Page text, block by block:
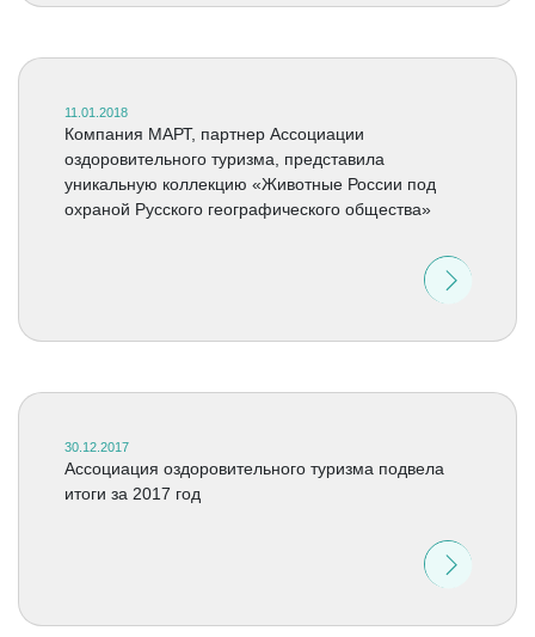
11.01.2018
Компания МАРТ, партнер Ассоциации
оздоровительного туризма, представила
уникальную коллекцию «Животные России под
охраной Русского географического общества»
30.12.2017
Ассоциация оздоровительного туризма подвела
итоги за 2017 год